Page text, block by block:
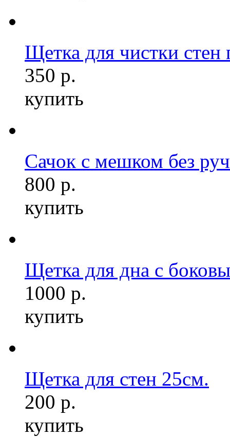
Щетка для чистки стен
350 р.
купить
Сачок с мешком без
800 р.
купить
Щетка для дна с
1000 р.
купить
Щетка для стен 25см.
200 р.
купить